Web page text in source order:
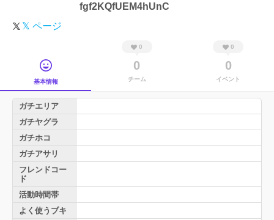
fgf2KQfUEM4hUnC
𝕏 ページ
基本情報
0
0
チーム
0
0
イベント
ガチエリア
ガチヤグラ
ガチホコ
ガチアサリ
フレンドコー
ド
活動時間帯
よく使うブキ